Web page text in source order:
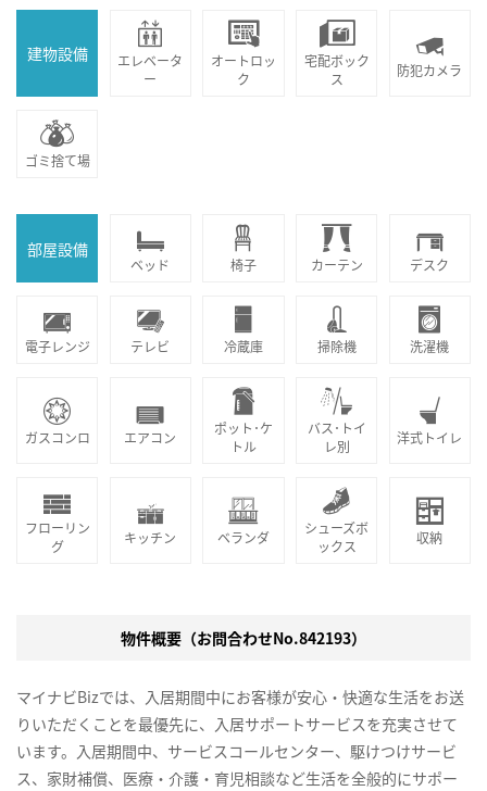
建物設備
エレベータ
ー
オートロッ
ク
宅配ボック
ス
防犯カメラ
ゴミ捨て場
部屋設備
ベッド 椅子 カーテン デスク
電子レンジ テレビ 冷蔵庫 掃除機 洗濯機
ガスコンロ エアコン
ポット･ケ
トル
バス･トイ
レ別
洋式トイレ
フローリン
グ
キッチン ベランダ
シューズボ
ックス
収納
物件概要（お問合わせNo.842193）
マイナビBizでは、入居期間中にお客様が安心・快適な生活をお送
りいただくことを最優先に、入居サポートサービスを充実させて
います。入居期間中、サービスコールセンター、駆けつけサービ
ス、家財補償、医療・介護・育児相談など生活を全般的にサポー